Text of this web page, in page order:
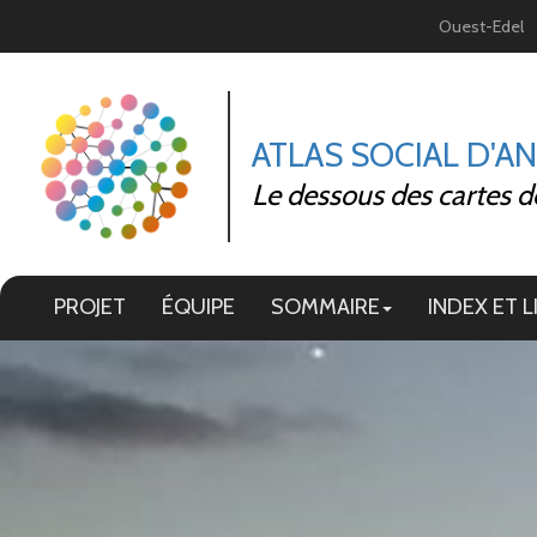
Ouest-Edel
ATLAS SOCIAL
Le dessous des cartes
PROJET ÉQUIPE SOMMAIRE INDEX ET